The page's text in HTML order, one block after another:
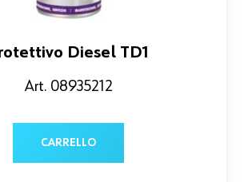
Diesel TD1
Art. 08935212
CARRELLO